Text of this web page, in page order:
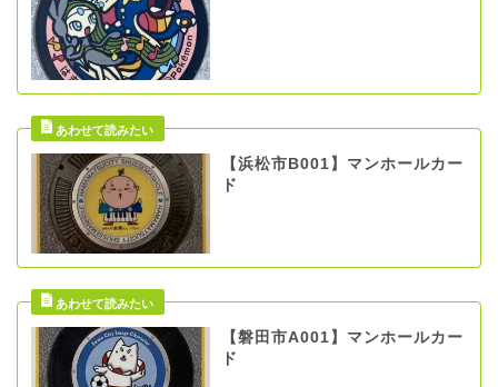
【浜松市B001】マンホールカー
ド
【磐田市A001】マンホールカー
ド